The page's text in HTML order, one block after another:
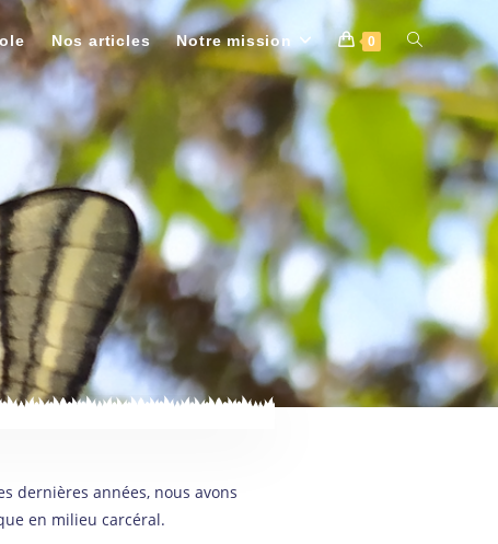
Nos articles Notre mission 0
dernières années, nous avons
en milieu carcéral.